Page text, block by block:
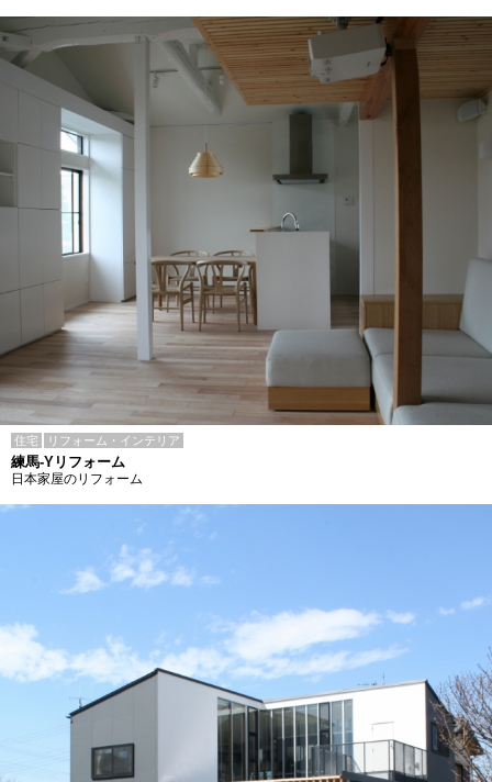
住宅 リフォーム・インテリア
練馬-Yリフォーム
日本家屋のリフォーム